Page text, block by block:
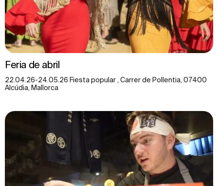
Feria de abril
22.04.26-24.05.26 Fiesta popular , Carrer de Pollentia, 07400
Alcúdia, Mallorca